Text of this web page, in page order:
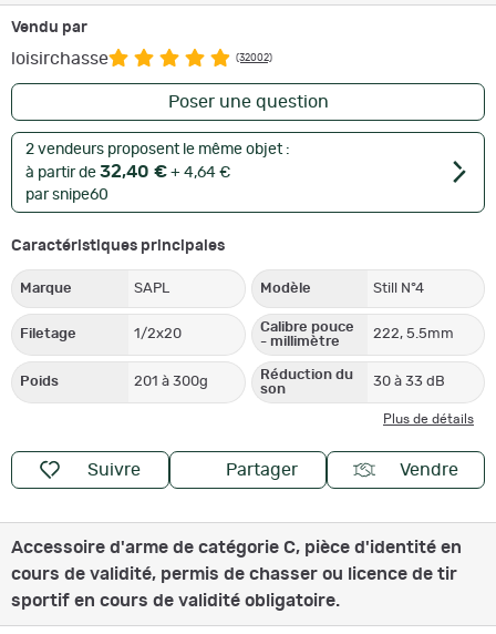
Vendu par
loisirchasse (32002)
Poser une question
2 vendeurs proposent le même objet :
à partir de 32,40 € + 4,64 €
par snipe60
Caractéristiques principales
Marque SAPL Modèle Still N°4
Filetage 1/2x20
Calibre pouce
- millimètre
222, 5.5mm
Poids 201 à 300g
Réduction du
son
30 à 33 dB
Plus de détails
Suivre Partager Vendre
Accessoire d'arme de catégorie C, pièce d'identité en
cours de validité, permis de chasser ou licence de tir
sportif en cours de validité obligatoire.